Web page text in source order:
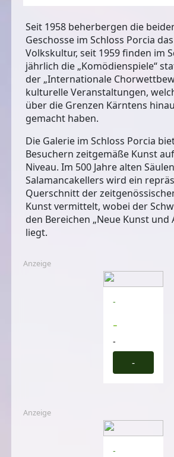
Seit 1958 beherbergen die
Geschosse im Schloss Porcia
Volkskultur, seit 1959 finden im
jährlich die „Komödienspiele“
der „Internationale
kulturelle Veranstaltungen,
über die Grenzen Kärntens
gemacht haben.
Die Galerie im Schloss Porcia
Besuchern zeitgemäße Kunst
Niveau. Im 500 Jahre alten
Salamancakellers wird ein
Querschnitt der
Kunst vermittelt, wobei der
den Bereichen „Neue Kunst und
liegt.
Anzeige
-
-
-
-
Anzeige
-